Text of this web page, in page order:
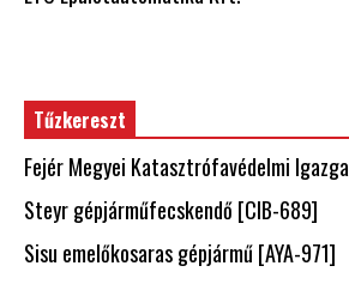
Tűzkereszt
Fejér Megyei Katasztrófavédelmi
Steyr gépjárműfecskendő [CIB-689]
Sisu emelőkosaras gépjármű [AYA-971]